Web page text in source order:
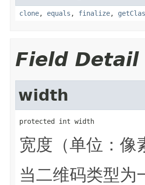
clone, equals , finalize,
Field Detail
width
protected int width
宽度（单位：像
当二维码类型为